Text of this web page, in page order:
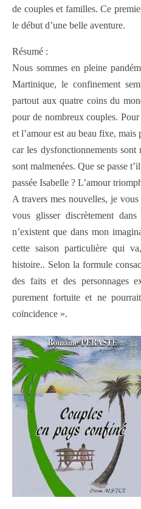
de couples et familles. Ce
le début d’une belle aventure.
Résumé :
Nous sommes en pleine
Martinique, le confinement
partout aux quatre coins du
pour de nombreux couples.
et l’amour est au beau fixe, mais
car les dysfonctionnements
sont malmenées. Que se passe
passée Isabelle ? L’amour
A travers mes nouvelles, je
vous glisser discrètement
n’existent que dans mon
cette saison particulière qui
histoire.. Selon la formule
des faits et des personnages
purement fortuite et ne
coïncidence ».